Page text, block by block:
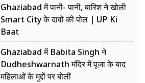
Ghaziabad में पानी- पानी, बारिश ने खोली
Smart City के दावों की पोल | UP Ki
Baat
Ghaziabad में Babita Singh ने
Dudheshwarnath मंदिर में पूजा के बाद
महिलाओं के मुद्दों पर बोलीं